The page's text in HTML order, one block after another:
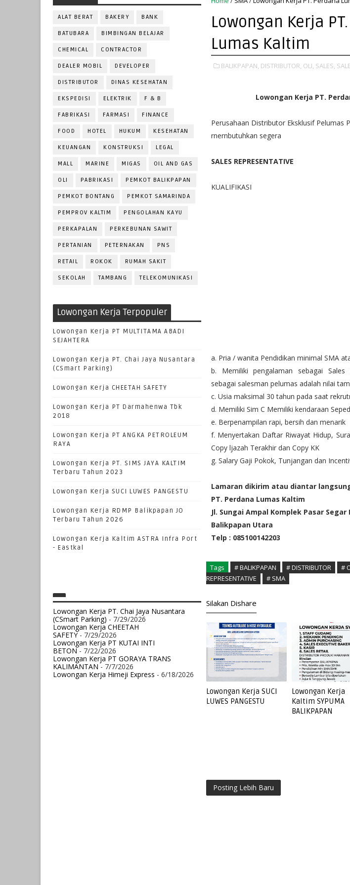
ALAT BERAT BAKERY BANK
BATUBARA BIMBINGAN BELAJAR
CHEMICAL CONTRACTOR
DEALER MOBIL DEVELOPER
DISTRIBUTOR DINAS KESEHATAN
EKSPEDISI ELEKTRIK F & B
FABRIKASI FARMASI FINANCE
FOOD HOTEL HUKUM KESEHATAN
KEUANGAN KONSTRUKSI LEGAL
MALL MARINE MIGAS OIL AND GAS
OLI PABRIKASI PEMKOT BALIKPAPAN
PEMKOT BONTANG PEMKOT SAMARINDA
PEMPROV KALTIM PENGOLAHAN KAYU
PERKAPALAN PERKEBUNAN SAWIT
PERTANIAN PETERNAKAN PNS
RETAIL ROKOK RUMAH SAKIT
SEKOLAH TAMBANG TELEKOMUNIKASI
Lowongan Kerja Terpopuler
Lowongan Kerja PT MULTITAMA ABADI
SEJAHTERA
Lowongan Kerja PT. Chai Jaya Nusantara
(CSmart Parking)
Lowongan Kerja CHEETAH SAFETY
Lowongan Kerja PT Darmahenwa Tbk
2018
Lowongan Kerja PT ANGKA PETROLEUM
RAYA
Lowongan Kerja PT. SIMS JAYA KALTIM
Terbaru Tahun 2023
Lowongan Kerja SUCI LUWES PANGESTU
Lowongan Kerja RDMP Balikpapan JO
Terbaru Tahun 2026
Lowongan Kerja Kaltim ASTRA Infra Port
- Eastkal
Lowongan Kerja PT. Chai Jaya Nusantara
(CSmart Parking) - 7/29/2026
Lowongan Kerja CHEETAH
SAFETY- 7/29/2026
Lowongan Kerja PT KUTAI INTI
BETON- 7/22/2026
Lowongan Kerja PT GORAYA TRANS
KALIMANTAN- 7/7/2026
Lowongan Kerja Himeji Express - 6/18/2026
Lowongan Kerja
Lumas Kaltim
BALIKPAPAN, DISTRIBUTOR, OLI, SALES,
Lowongan Kerja PT.
Perusahaan Distributor Eksklusif Pelumas
rnernbutuhkan segera
SALES REPRESENTATIVE
KUALIFIKASI
a. Pria / wanita Pendidikan minimal SMA
b. Memiliki pengalaman sebagai
sebagai salesman pelumas adalah nilai
c. Usia maksimal 30 tahun pada saat
d. Memiliki Sim C Memiliki kendaraan
e. Berpenampilan rapi, bersih dan menarik
f. Menyertakan Daftar Riwayat Hidup,
Copy ljazah Terakhir dan Copy KK
g. Salary Gaji Pokok, Tunjangan dan
Lamaran dikirim atau diantar
PT. Perdana Lumas Kaltim
Jl. Sungai Ampal Komplek Pasar Segar
Balikpapan Utara
Telp : 085100142203
Tags # BALIKPAPAN # DISTRIBUTOR #
REPRESENTATIVE
# SMA
Silakan Dishare
Lowongan Kerja SUCI
LUWES PANGESTU
Lowongan Kerja
Kaltim SYPUMA
BALIKPAPAN
Posting Lebih Baru